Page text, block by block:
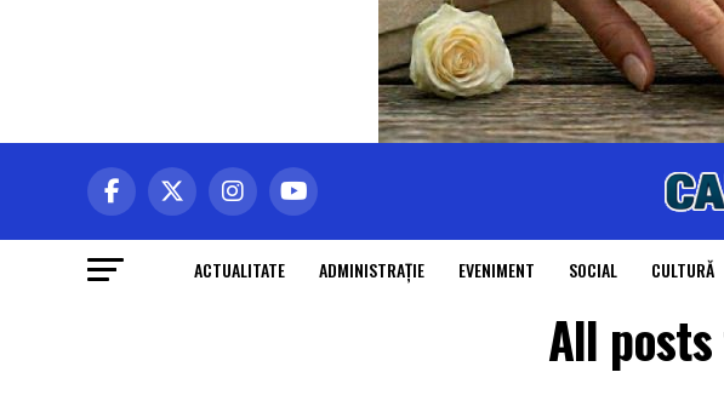
ACTUALITATE ADMINISTRAŢIE EVENIMENT SOCIAL CULTURĂ
All